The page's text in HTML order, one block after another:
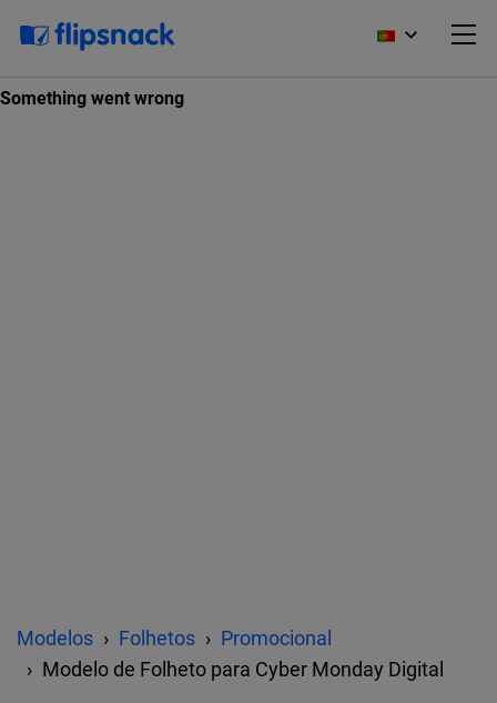
Modelos Folhetos
Promocional
Modelo de Folheto para Cyber Monday Digital